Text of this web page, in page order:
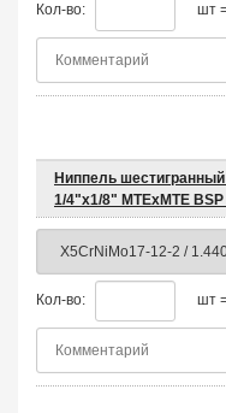
Кол-во: шт
Ниппель
1/4"х1/8" MTEхMTE
Кол-во: шт